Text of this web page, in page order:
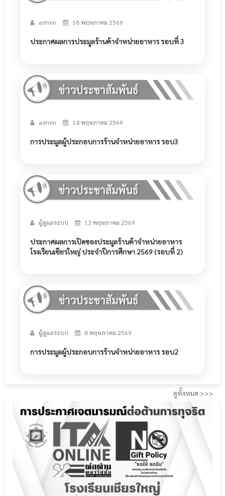
admin 18 พฤษภาคม 2569
ประกาศผลการประมูลร้านค้าจำหน่ายอาหาร รอบที่ 3
admin 14 พฤษภาคม 2569
การประมูลผู้ประกอบการร้านจำหน่ายอาหาร รอบ3
ผู้ดูแลระบบ 13 พฤษภาคม 2569
ประกาศผลการเปิดซองประมูลร้านค้าจำหน่ายอาหาร
โรงเรียนเชียรใหญ่ ประจำปีการศึกษา 2569 (รอบที่ 2)
ผู้ดูแลระบบ 8 พฤษภาคม 2569
การประมูลผู้ประกอบการร้านจำหน่ายอาหาร รอบ2
ดูทั้งหมด >>>